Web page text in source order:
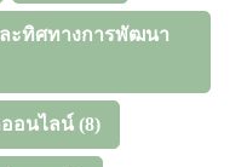
ะทิศทางการพัฒนา
อนไลน์ (8)